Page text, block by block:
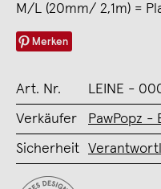
M/L (20mm/ 2,1m) =
Merken
Art. Nr. LEINE -
Verkäufer PawPopz -
Sicherheit